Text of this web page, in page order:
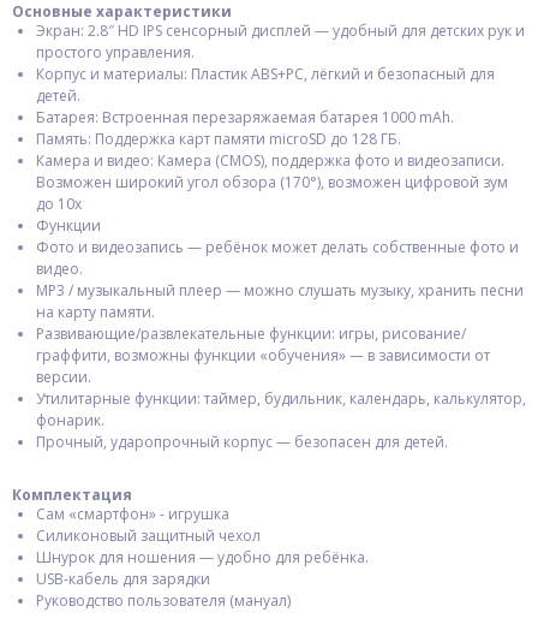
Основные характеристики
Экран: 2.8″ HD IPS сенсорный дисплей — удобный для детских рук и
простого управления.
Корпус и материалы: Пластик ABS+PC, лёгкий и безопасный для
детей.
Батарея: Встроенная перезаряжаемая батарея 1000 mAh.
Память: Поддержка карт памяти microSD до 128 ГБ.
Камера и видео: Камера (CMOS), поддержка фото и видеозаписи.
Возможен широкий угол обзора (170°), возможен цифровой зум
до 10x
Функции
Фото и видеозапись — ребёнок может делать собственные фото и
видео.
MP3 / музыкальный плеер — можно слушать музыку, хранить песни
на карту памяти.
Развивающие/развлекательные функции: игры, рисование/
граффити, возможны функции «обучения» — в зависимости от
версии.
Утилитарные функции: таймер, будильник, календарь, калькулятор,
фонарик.
Прочный, ударопрочный корпус — безопасен для детей.
Комплектация
Сам «смартфон» - игрушка
Силиконовый защитный чехол
Шнурок для ношения — удобно для ребёнка.
USB-кабель для зарядки
Руководство пользователя (мануал)